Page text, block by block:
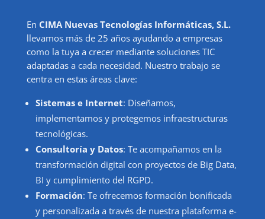
En CIMA Nuevas Tecnologías Informáticas, S.L.
llevamos más de 25 años ayudando a empresas
como la tuya a crecer mediante soluciones TIC
adaptadas a cada necesidad. Nuestro trabajo se
centra en estas áreas clave:
Sistemas e Internet: Diseñamos,
implementamos y protegemos infraestructuras
tecnológicas.
Consultoría y Datos: Te acompañamos en la
transformación digital con proyectos de Big Data,
BI y cumplimiento del RGPD.
Formación: Te ofrecemos formación bonificada
y personalizada a través de nuestra plataforma e-